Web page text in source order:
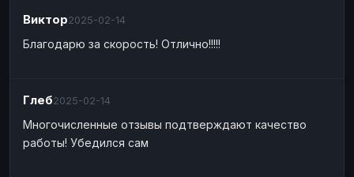
Виктор2025-02-14
Благодарю за скорость! Отлично!!!!!
Глеб2025-02-14
Многочисленные отзывы подтверждают качество
работы! Убедился сам